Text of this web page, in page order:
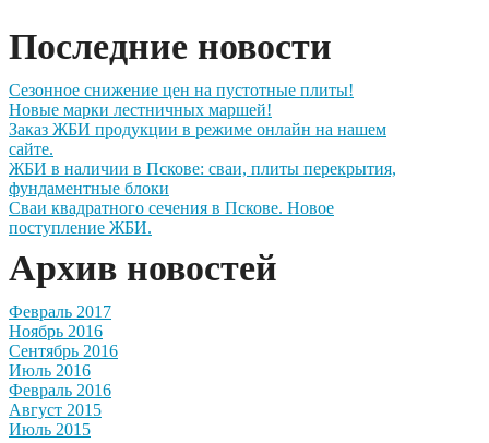
Последние новости
Сезонное снижение цен на пустотные плиты!
Новые марки лестничных маршей!
Заказ ЖБИ продукции в режиме онлайн на нашем
сайте.
ЖБИ в наличии в Пскове: сваи, плиты перекрытия,
фундаментные блоки
Сваи квадратного сечения в Пскове. Новое
поступление ЖБИ.
Архив новостей
Февраль 2017
Ноябрь 2016
Сентябрь 2016
Июль 2016
Февраль 2016
Август 2015
Июль 2015